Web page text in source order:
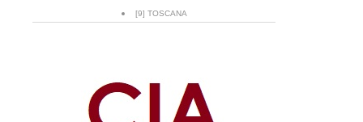
[9] TOSCANA